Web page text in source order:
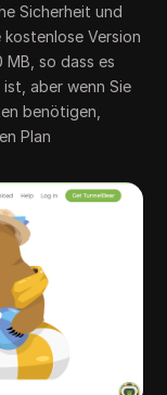
Sicherheit und
Version
so dass es
aber wenn Sie
benötigen,
Plan